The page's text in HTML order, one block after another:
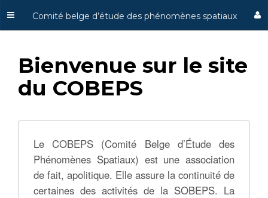
Comité belge d’étude des phénomènes spatiaux
Bienvenue sur le site
du COBEPS
Le COBEPS (Comité Belge d’Étude des
Phénomènes Spatiaux) est une association
de fait, apolitique. Elle assure la continuité de
certaines des activités de la SOBEPS. La